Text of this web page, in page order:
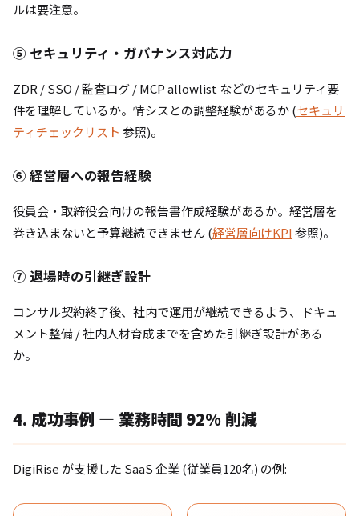
ルは要注意。
⑤ セキュリティ・ガバナンス対応力
ZDR / SSO / 監査ログ / MCP allowlist などのセキュリティ要
件を理解しているか。情シスとの調整経験があるか (セキュリ
ティチェックリスト 参照)。
⑥ 経営層への報告経験
役員会・取締役会向けの報告書作成経験があるか。経営層を
巻き込まないと予算継続できません (経営層向けKPI参照)。
⑦ 退場時の引継ぎ設計
コンサル契約終了後、社内で運用が継続できるよう、ドキュ
メント整備 / 社内人材育成までを含めた引継ぎ設計がある
か。
4. 成功事例 — 業務時間 92% 削減
DigiRise が支援した SaaS 企業 (従業員120名) の例: